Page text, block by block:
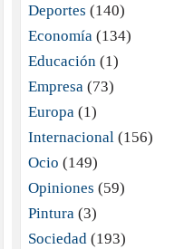
Deportes (140)
Economía(134)
Educación(1)
Empresa(73)
Europa(1)
Internacional(156)
Ocio (149)
Opiniones (59)
Pintura(3)
Sociedad(193)